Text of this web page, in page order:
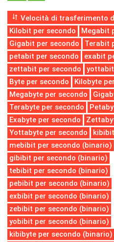
Velocità di trasferimento
Kilobit per secondo
Megabit
Gigabit per secondo
Terabit
petabit per secondo
exabit
zettabit per secondo
Byte per secondo
Kilobyte
Megabyte per secondo
Terabyte per secondo
Exabyte per secondo
Yottabyte per secondo
mebibit per secondo (binario)
gibibit per secondo (binario)
tebibit per secondo (binario)
pebibit per secondo (binario)
exbibit per secondo (binario)
zebibit per secondo (binario)
yobibit per secondo (binario)
kibibyte per secondo (binario)